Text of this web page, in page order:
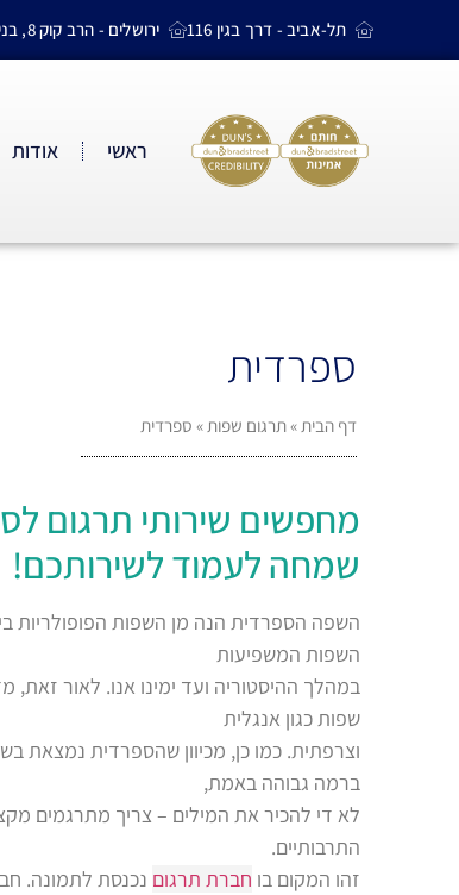
תל-אביב - דרך בגין 116 ירושלים - הרב קוק 8, בניין אשדר, קומה 4
ראשי אודות
ספרדית
דף הבית»תרגום שפות» ספרדית
מחפשים שירותי תרגום
שמחה לעמוד לשירותכם!
השפה הספרדית הנה מן השפות הפופולריות
השפות המשפיעות
במהלך ההיסטוריה ועד ימינו אנו. לאור
שפות כגון אנגלית
וצרפתית. כמו כן, מכיוון שהספרדית נמצאת
ברמה גבוהה באמת,
לא די להכיר את המילים – צריך מתרגמים
התרבותיים.
זהו המקום בו חברת תרגום נכנסת לתמונה.